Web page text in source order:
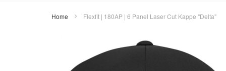
Home Flexfit | 180AP | 6 Panel Laser Cut Kappe "Delta"
Bildergalerie